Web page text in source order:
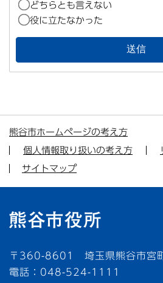
どちらとも言えない
役に立たなかった
熊谷市ホームページの考え方
個人情報取り扱いの考え方
サイトマップ
〒360-8601 埼玉県熊谷市宮
電話：048-524-1111